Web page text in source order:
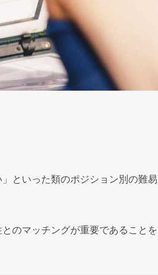
といった類のポジション別の難易
のマッチングが重要であることを